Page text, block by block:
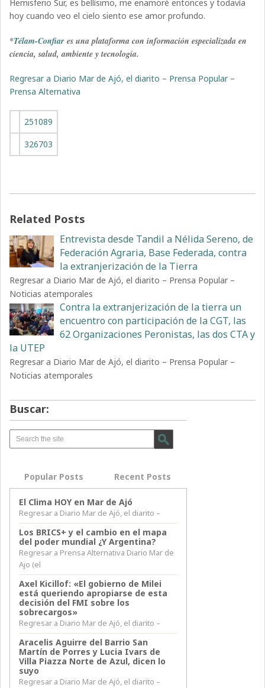
Hemisferio Sur, es bellísimo, me enamoré entonces y todavía
hoy cuando veo el cielo siento ese amor profundo.
*Télam-Confiares una plataforma con información especializada en
ciencia, salud, ambiente y tecnología.
Regresar a Diario Mar de Ajó, el diarito – Prensa Popular –
Prensa Alternativa
251089
326703
Related Posts
Entrevista desde Tandil a Nélida Sereno, de
Federación Agraria, Base Federada, contra
la extranjerización de la Tierra
Regresar a Diario Mar de Ajó, el diarito – Prensa Popular –
Noticias atemporales
Contra la extranjerización de la tierra un
encuentro con participación de la CGT, las
62 Organizaciones Peronistas, las dos CTA y
la UTEP
Regresar a Diario Mar de Ajó, el diarito – Prensa Popular –
Noticias atemporales
Buscar:
Popular Posts Recent Posts
El Clima HOY en Mar de Ajó
Regresar a Diario Mar de Ajó, el diarito –
Los BRICS+ y el cambio en el mapa
del poder mundial ¿Y Argentina?
Regresar a Prensa Alternativa Diario Mar de
Ajo (el
Axel Kicillof: «El gobierno de Milei
está queriendo apropiarse de esta
decisión del FMI sobre los
sobrecargos»
Regresar a Diario Mar de Ajó, el diarito –
Aracelis Aguirre del Barrio San
Martín de Porres y Lucia Ivars de
Villa Piazza Norte de Azul, dicen lo
suyo
Regresar a Diario Mar de Ajó, el diarito –